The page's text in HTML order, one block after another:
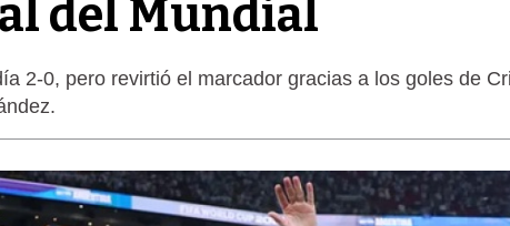
del Mundial
2-0, pero revirtió el marcador gracias a los goles de